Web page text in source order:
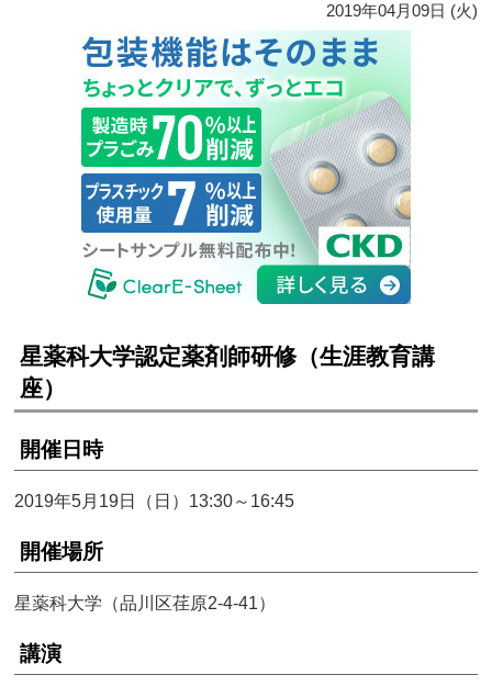
2019年04月09日 (火)
星薬科大学認定薬剤師研修（生涯教育講
座）
開催日時
2019年5月19日（日）13:30～16:45
開催場所
星薬科大学（品川区荏原2-4-41）
講演